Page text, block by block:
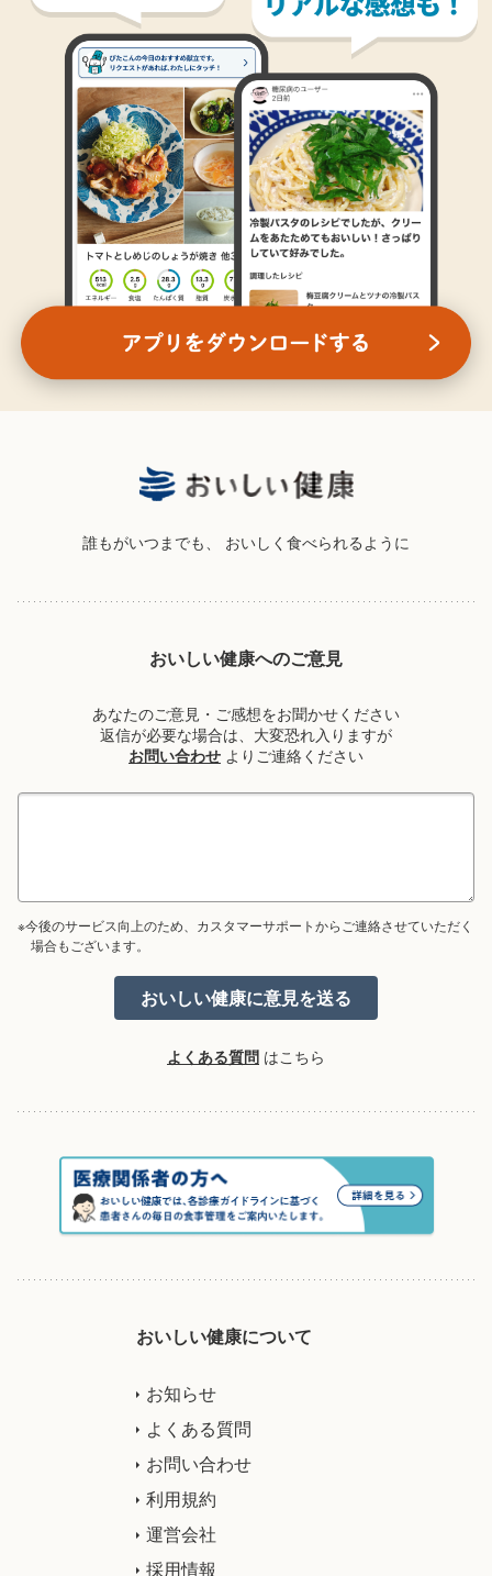
誰もがいつまでも、 おいしく食べられるように
おいしい健康へのご意見
あなたのご意見・ご感想をお聞かせください
返信が必要な場合は、大変恐れ入りますが
お問い合わせ よりご連絡ください
※今後のサービス向上のため、カスタマーサポートからご連絡させていただく
場合もございます。
よくある質問 はこちら
おいしい健康について
お知らせ
よくある質問
お問い合わせ
利用規約
運営会社
採用情報